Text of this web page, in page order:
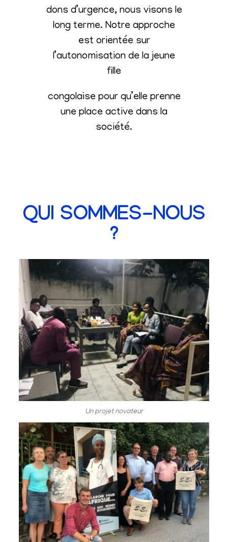
dons d’urgence, nous visons le
long terme. Notre approche
est orientée sur
l’autonomisation de la jeune
fille
congolaise pour qu’elle prenne
une place active dans la
société.
QUI SOMMES-NOUS
?
Un projet novateur